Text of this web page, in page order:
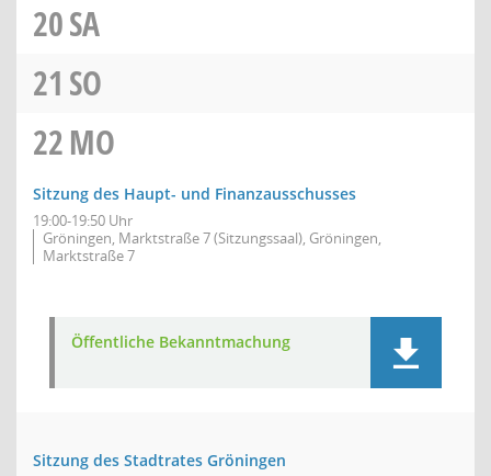
20SA
21 SO
22MO
Sitzung des Haupt- und Finanzausschusses
19:00-19:50 Uhr
Gröningen, Marktstraße 7 (Sitzungssaal), Gröningen,
Marktstraße 7
Öffentliche Bekanntmachung
Sitzung des Stadtrates Gröningen